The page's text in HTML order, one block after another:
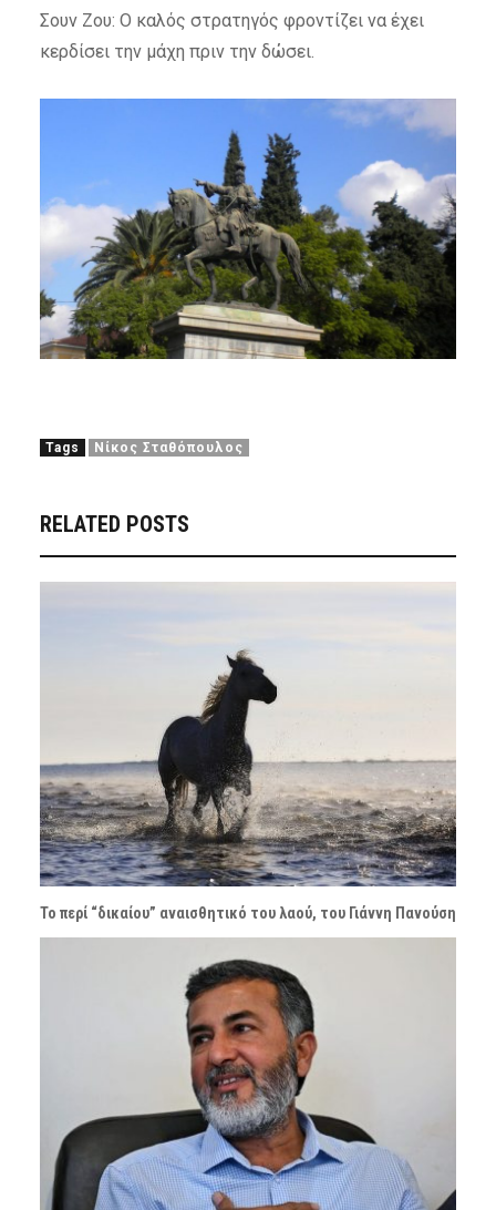
Σουν Ζου: Ο καλός στρατηγός φροντίζει να έχει
κερδίσει την μάχη πριν την δώσει.
Tags Νίκος Σταθόπουλος
RELATED POSTS
Το περί “δικαίου” αναισθητικό του λαού, του Γιάννη Πανούση